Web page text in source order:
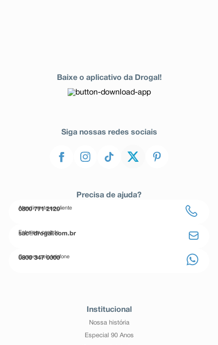
Baixe o aplicativo da Drogal!
Siga nossas redes sociais
Precisa de ajuda?
Atendimento ao cliente
0800 771 2120
Entre em contato
sac@drogal.com.br
Compre pelo telefone
0800 347 0000
Institucional
Nossa história
Especial 90 Anos